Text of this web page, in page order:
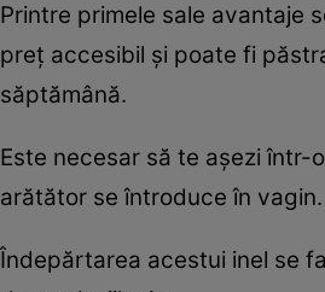
Printre primele sale avantaje
preţ accesibil şi poate fi
săptămână.
Este necesar să te aşezi
arătător se întroduce în
Îndepărtarea acestui inel se